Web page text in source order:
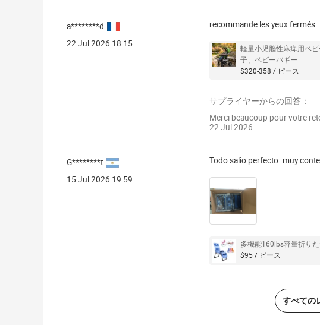
a********d
22 Jul 2026 18:15
recommande les yeux fermés
軽量小児脳性麻痺用ベ
子、ベビーバギー
$320-358 / ピース
サプライヤーからの回答：
Merci beaucoup pour votre
22 Jul 2026
G********t
15 Jul 2026 19:59
Todo salio perfecto. muy
多機能160lbs容量折り
$95 / ピース
すべての